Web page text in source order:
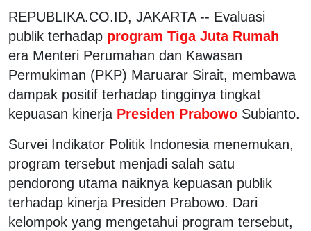
REPUBLIKA.CO.ID, JAKARTA -- Evaluasi
publik terhadap program Tiga Juta Rumah
era Menteri Perumahan dan Kawasan
Permukiman (PKP) Maruarar Sirait, membawa
dampak positif terhadap tingginya tingkat
kepuasan kinerja Presiden Prabowo Subianto.
Survei Indikator Politik Indonesia menemukan,
program tersebut menjadi salah satu
pendorong utama naiknya kepuasan publik
terhadap kinerja Presiden Prabowo. Dari
kelompok yang mengetahui program tersebut,